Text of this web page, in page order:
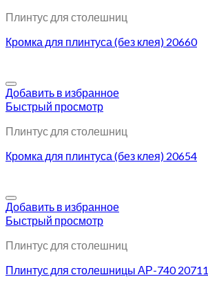
Плинтус для столешниц
Кромка для плинтуса (без клея) 20660
Добавить в избранное
Быстрый просмотр
Плинтус для столешниц
Кромка для плинтуса (без клея) 20654
Добавить в избранное
Быстрый просмотр
Плинтус для столешниц
Плинтус для столешницы АР-740 20711